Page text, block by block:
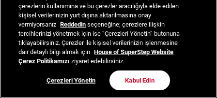
çerezlerin kullanımına ve bu çerezler aracılığıyla elde edilen
kişisel verilerinizin yurt dışına aktarılmasına onay
vermiyorsanız Reddedin seçeneğine; çerezlere ilişkin
tercihlerinizi yönetmek için ise “Çerezleri Yönetin” butonuna
tıklayabilirsiniz. Çerezler ile kişisel verilerinizin işlenmesine
dair detaylı bilgi almak için House of SuperStep Website
Çerez Politikamızıziyaret edebilirsiniz.
Çerezleri Yönetin Kabul Edin